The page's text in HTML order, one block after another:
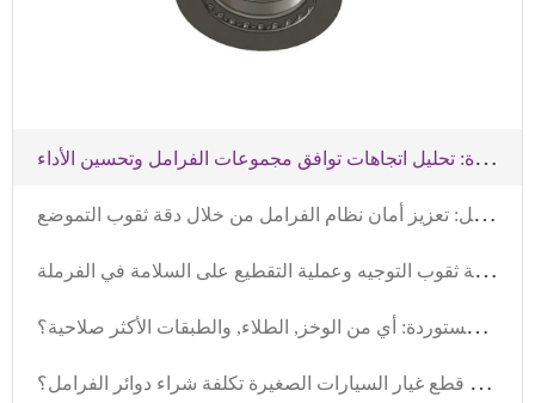
م
تطلبات جديدة للأنظمة الفرملة في السيارات التي تعمل بالطاقة المتجددة: تحليل اتجاهات توافق مجموعات الفرامل وتحسين الأداء
ت
حليل أخطاء تركيب أقراص الفرامل: تعزيز أمان نظام الفرامل من خلال دقة ثقوب التموضع
ت
وضيح أخطاء تركيب قرص الفرامل: تأثير دقة ثقوب التوجيه وعملية التقطيع على السلامة في الفرملة
م
قارنة تقنيات معالجة مكافحة الصدأ للقرصات الفرامل المستوردة: أي من الوخز, الطلاء, والطبقات الأكثر صلاحية؟
ك
يف تخفض موردي قطع غيار السيارات الصغيرة تكلفة شراء دوائر الفرامل؟